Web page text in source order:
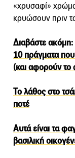
«χρυσαφί»
κρυώσουν πριν
Διαβάστε ακόμη:
10 πράγματα που
(και αφορούν το
Το λάθος στο
ποτέ
Αυτά είναι τα
βασιλική